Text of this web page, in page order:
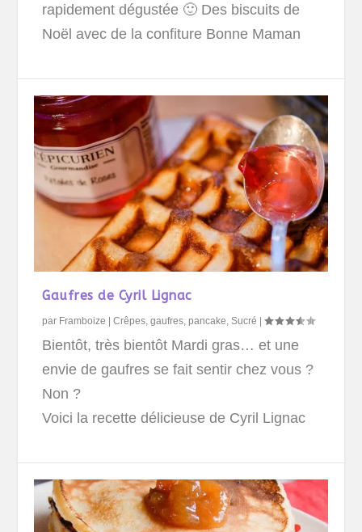
rapidement dégustée 🙂 Des biscuits de
Noël avec de la confiture Bonne Maman
Gaufres de Cyril Lignac
par Framboize |Crêpes, gaufres, pancake ,Sucré |
Bientôt, très bientôt Mardi gras… et une
envie de gaufres se fait sentir chez vous ?
Non ?
Voici la recette délicieuse de Cyril Lignac